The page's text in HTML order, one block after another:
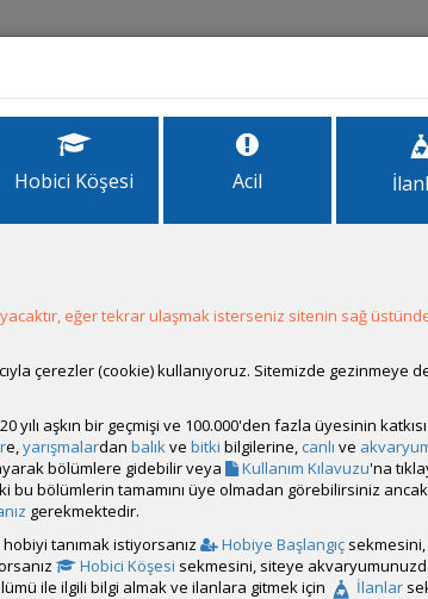
Forum
Durumu:
Aktif
Tarihi:
12 Eylül 2010 20:04
Sayisı:
0 (Son 6 Ay)
Sayisı:
Üyenin Mesaj ve İlanlarını Gör
Üyenin Açtığı Konuları Gör
Üyenin ÖM Engelini Kaldır
Hobici Köşesi Acil
eğer tekrar ulaşmak isterseniz sitenin sağ
çerezler (cookie) kullanıyoruz. Sitemizde gezinmeye
yılı aşkın bir geçmişi ve 100.000'den fazla üyesinin
e,yarışmalardan balıkve bitki bilgilerine, canlı ve
bölümlere gidebilir veya
Kullanım Kılavuzu'na
bu bölümlerin tamamını üye olmadan görebilirsiniz
gerekmektedir.
tanımak istiyorsanız
Hobiye Başlangıç
Hobici Köşesi sekmesini, siteye
ile ilgili bilgi almak ve ilanlara gitmek için İlanlar